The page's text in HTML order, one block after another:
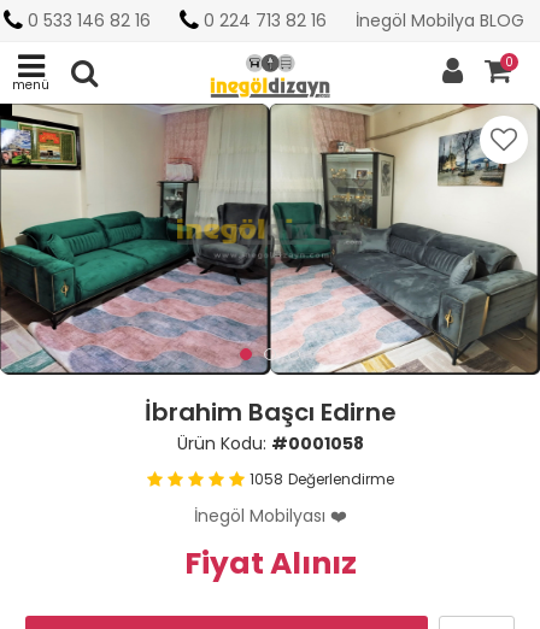
0 533 146 82 16 0 224 713 82 16 İnegöl Mobilya BLOG
menü
0
İbrahim Başcı Edirne
Ürün Kodu: #0001058
1058 Değerlendirme
İnegöl Mobilyası ❤️
Fiyat Alınız